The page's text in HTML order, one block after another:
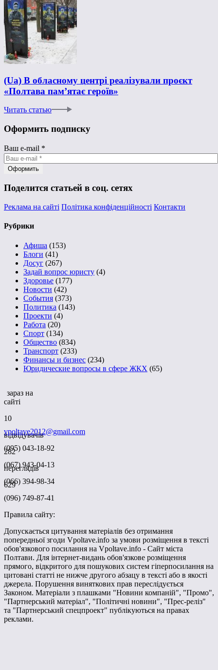
(Ua) В обласному центрі реалізували проєкт
«Полтава пам’ятає героїв»
Читать статью
Оформить подписку
Ваш e-mail *
Поделится статьей в соц. сетях
Реклама на сайті Політика конфіденційності Контакти
Рубрики
Афиша (153)
Блоги (41)
Досуг (267)
Задай вопрос юристу (4)
Здоровье (177)
Новости (42)
События (373)
Политика (143)
Проекти (4)
Работа (20)
Спорт (134)
Общество (834)
Транспорт (233)
Финансы и бизнес (234)
Юридические вопросы в сфере ЖКХ (65)
зараз на
сайті
10
відвідувачів
282
переглядів
629
vpoltave2012@gmail.com
(095) 043-18-92
(067) 943-04-13
(066) 394-98-34
(096) 749-87-41
Правила сайту:
Допускається цитування матеріалів без отримання
попередньої згоди Vpoltave.info за умови розміщення в тексті
обов'язкового посилання на Vpoltave.info - Сайт міста
Полтави. Для інтернет-видань обов'язкове розміщення
прямого, відкритого для пошукових систем гіперпосилання на
цитовані статті не нижче другого абзацу в тексті або в якості
джерела. Порушення виняткових прав переслідується
Законом. Матеріали з плашками "Новини компаній", "Промо",
"Партнерський матеріал", "Політичні новини", "Прес-реліз"
та "Партнерський спецпроект" публікуються на правах
реклами.